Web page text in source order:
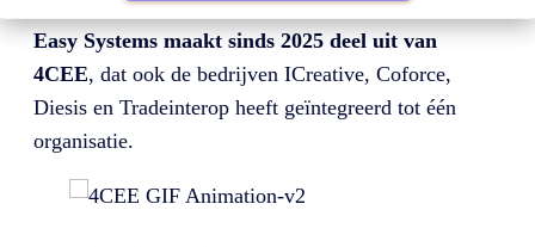
Easy Systems maakt sinds 2025 deel uit van
4CEE, dat ook de bedrijven ICreative, Coforce,
Diesis en Tradeinterop heeft geïntegreerd tot één
organisatie.